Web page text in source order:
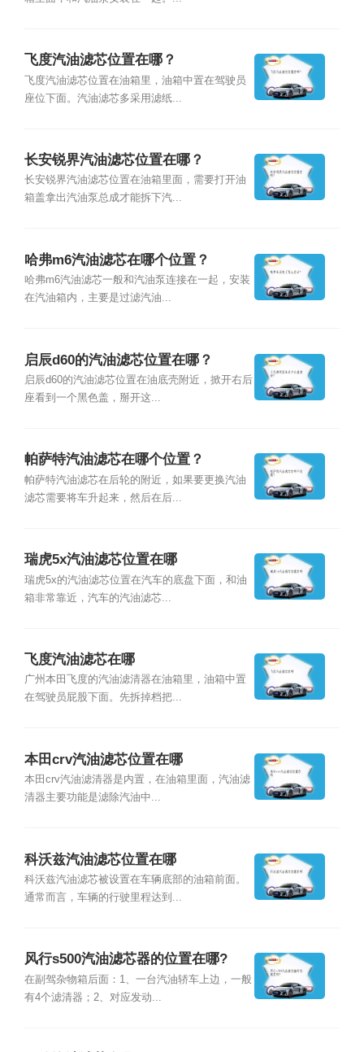
飞度汽油滤芯位置在哪？
飞度汽油滤芯位置在油箱里，油箱中置在驾驶员
座位下面。汽油滤芯多采用滤纸...
长安锐界汽油滤芯位置在哪？
长安锐界汽油滤芯位置在油箱里面，需要打开油
箱盖拿出汽油泵总成才能拆下汽...
哈弗m6汽油滤芯在哪个位置？
哈弗m6汽油滤芯一般和汽油泵连接在一起，安装
在汽油箱内，主要是过滤汽油...
启辰d60的汽油滤芯位置在哪？
启辰d60的汽油滤芯位置在油底壳附近，掀开右后
座看到一个黑色盖，掰开这...
帕萨特汽油滤芯在哪个位置？
帕萨特汽油滤芯在后轮的附近，如果要更换汽油
滤芯需要将车升起来，然后在后...
瑞虎5x汽油滤芯位置在哪
瑞虎5x的汽油滤芯位置在汽车的底盘下面，和油
箱非常靠近，汽车的汽油滤芯...
飞度汽油滤芯在哪
广州本田飞度的汽油滤清器在油箱里，油箱中置
在驾驶员屁股下面。先拆掉档把...
本田crv汽油滤芯位置在哪
本田crv汽油滤清器是内置，在油箱里面，汽油滤
清器主要功能是滤除汽油中...
科沃兹汽油滤芯位置在哪
科沃兹汽油滤芯被设置在车辆底部的油箱前面。
通常而言，车辆的行驶里程达到...
风行s500汽油滤芯器的位置在哪?
在副驾杂物箱后面：1、一台汽油轿车上边，一般
有4个滤清器；2、对应发动...